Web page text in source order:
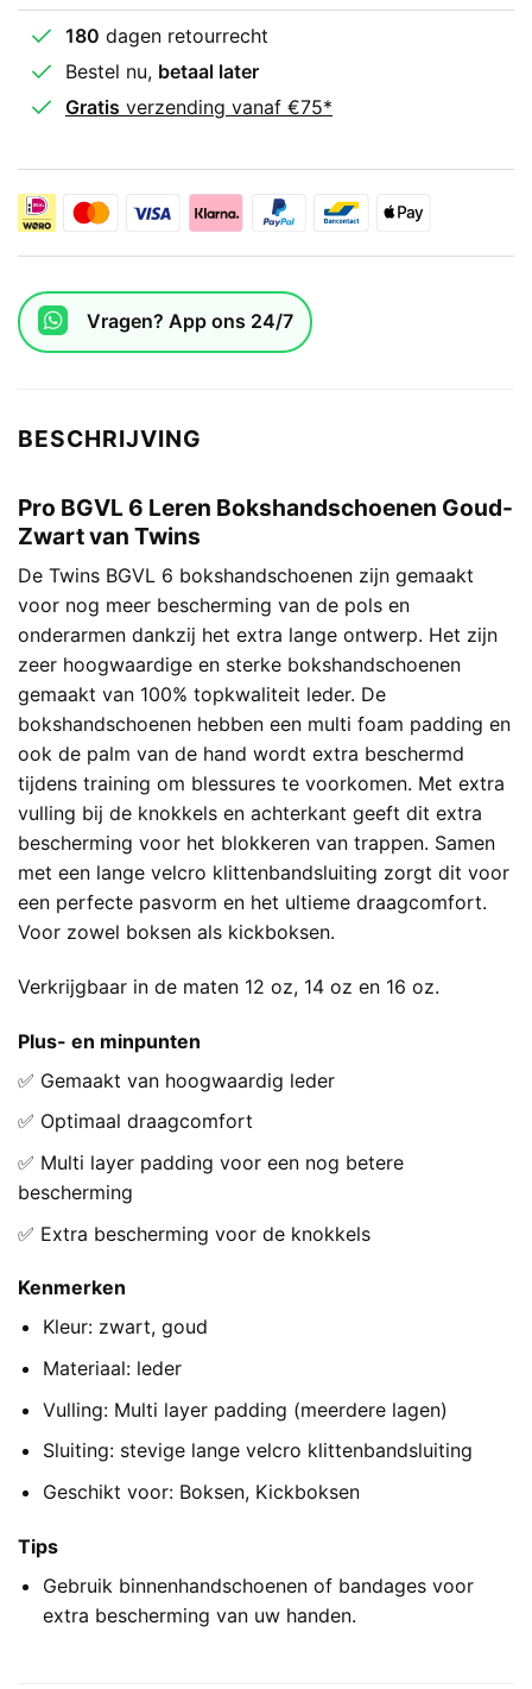
180 dagen retourrecht
Bestel nu, betaal later
Gratis verzending vanaf €75*
Vragen? App ons 24/7
BESCHRIJVING
Pro BGVL 6 Leren Bokshandschoenen Goud-
Zwart van Twins
De Twins BGVL 6 bokshandschoenen zijn gemaakt
voor nog meer bescherming van de pols en
onderarmen dankzij het extra lange ontwerp. Het zijn
zeer hoogwaardige en sterke bokshandschoenen
gemaakt van 100% topkwaliteit leder. De
bokshandschoenen hebben een multi foam padding en
ook de palm van de hand wordt extra beschermd
tijdens training om blessures te voorkomen. Met extra
vulling bij de knokkels en achterkant geeft dit extra
bescherming voor het blokkeren van trappen. Samen
met een lange velcro klittenbandsluiting zorgt dit voor
een perfecte pasvorm en het ultieme draagcomfort.
Voor zowel boksen als kickboksen.
Verkrijgbaar in de maten 12 oz, 14 oz en 16 oz.
Plus- en minpunten
✅ Gemaakt van hoogwaardig leder
✅ Optimaal draagcomfort
✅ Multi layer padding voor een nog betere
bescherming
✅ Extra bescherming voor de knokkels
Kenmerken
Kleur: zwart, goud
Materiaal: leder
Vulling: Multi layer padding (meerdere lagen)
Sluiting: stevige lange velcro klittenbandsluiting
Geschikt voor: Boksen, Kickboksen
Tips
Gebruik binnenhandschoenen of bandages voor
extra bescherming van uw handen.